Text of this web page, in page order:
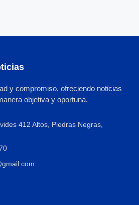
y compromiso, ofreciendo noticias
objetiva y oportuna.
412 Altos, Piedras Negras,